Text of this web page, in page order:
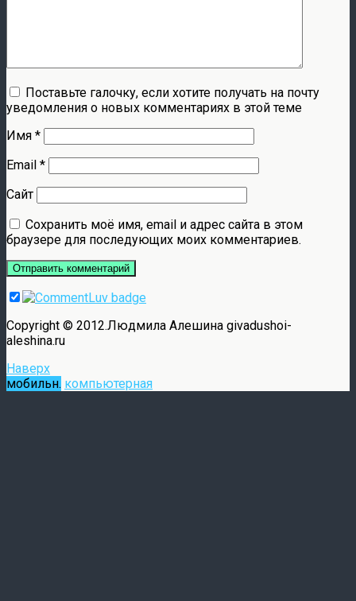
Поставьте галочку, если хотите получать на почту
уведомления о новых комментариях в этой теме
Имя *
Email *
Сайт
Сохранить моё имя, email и адрес сайта в этом
браузере для последующих моих комментариев.
Copyright © 2012.Людмила Алешина givadushoi-
aleshina.ru
Наверх
мобильн. компьютерная